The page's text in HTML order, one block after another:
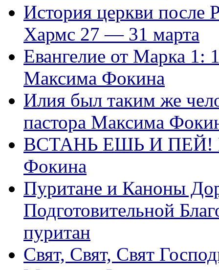
История церкви
Хармс 27 — 31 марта
Евангелие от Марка 1:
Максима Фокина
Илия был таким же
пастора Максима
ВСТАНЬ ЕШЬ И ПЕЙ!
Фокина
Пуритане и Каноны
Подготовительной
пуритан
Свят, Свят, Свят